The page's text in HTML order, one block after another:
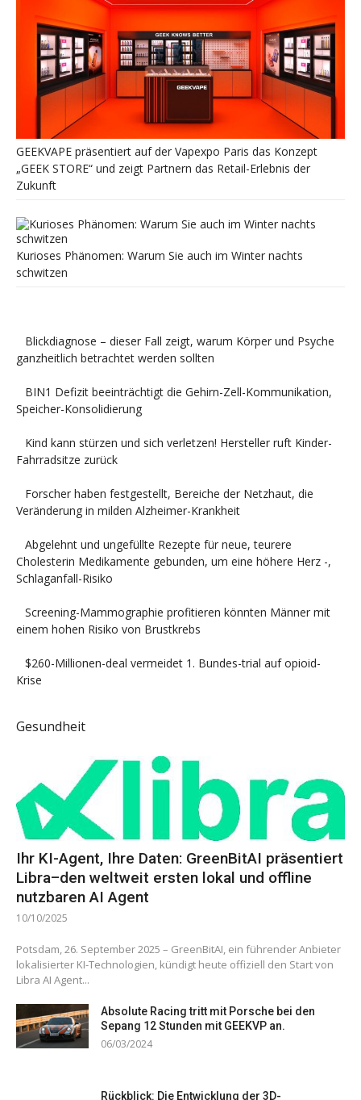
GEEKVAPE präsentiert auf der Vapexpo Paris das Konzept
„GEEK STORE“ und zeigt Partnern das Retail-Erlebnis der
Zukunft
Kurioses Phänomen: Warum Sie auch im Winter nachts
schwitzen
Blickdiagnose – dieser Fall zeigt, warum Körper und Psyche
ganzheitlich betrachtet werden sollten
BIN1 Defizit beeinträchtigt die Gehirn-Zell-Kommunikation,
Speicher-Konsolidierung
Kind kann stürzen und sich verletzen! Hersteller ruft Kinder-
Fahrradsitze zurück
Forscher haben festgestellt, Bereiche der Netzhaut, die
Veränderung in milden Alzheimer-Krankheit
Abgelehnt und ungefüllte Rezepte für neue, teurere
Cholesterin Medikamente gebunden, um eine höhere Herz -,
Schlaganfall-Risiko
Screening-Mammographie profitieren könnten Männer mit
einem hohen Risiko von Brustkrebs
$260-Millionen-deal vermeidet 1. Bundes-trial auf opioid-
Krise
Gesundheit
Ihr KI-Agent, Ihre Daten: GreenBitAI präsentiert
Libra–den weltweit ersten lokal und offline
nutzbaren AI Agent
10/10/2025
Potsdam, 26. September 2025 – GreenBitAI, ein führender Anbieter
lokalisierter KI-Technologien, kündigt heute offiziell den Start von
Libra AI Agent...
Absolute Racing tritt mit Porsche bei den
Sepang 12 Stunden mit GEEKVP an.
06/03/2024
Rückblick: Die Entwicklung der 3D-